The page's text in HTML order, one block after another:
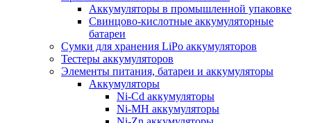
Аккумуляторы в промышленной упаковке
Свинцово-кислотные аккумуляторные
батареи
Сумки для хранения LiPo аккумуляторов
Тестеры аккумуляторов
Элементы питания, батареи и аккумуляторы
Аккумуляторы
Ni-Cd аккумуляторы
Ni-MH аккумуляторы